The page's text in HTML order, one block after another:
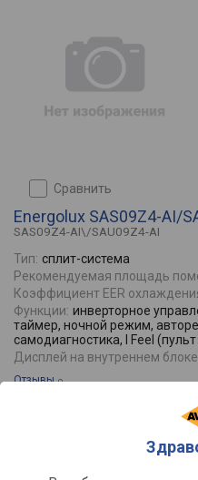
сравнить
Energolux SAS09Z4-AI/
SAS09Z4-AI\/SAU09Z4-AI
Тип: сплит-система
Рекомендуемая площадь
Коэффициент EER
Функции: инверторное
таймер, ночной режим,
самодиагностика, I Feel
Дисплей на внутреннем
Отзывы 0
руб.